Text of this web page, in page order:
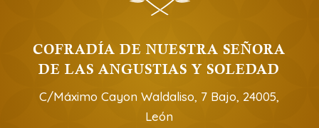
COFRADÍA DE NUESTRA SEÑORA
DE LAS ANGUSTIAS Y SOLEDAD
C/Máximo Cayon Waldaliso, 7 Bajo, 24005,
León